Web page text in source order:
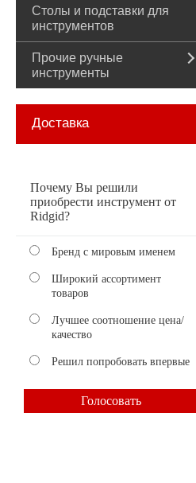
Столы и подставки для
инструментов
Прочие ручные
инструменты
Доставка
Почему Вы решили
приобрести инструмент от
Ridgid?
Бренд с мировым именем
Широкий ассортимент
товаров
Лучшее соотношение цена/
качество
Решил попробовать впервые